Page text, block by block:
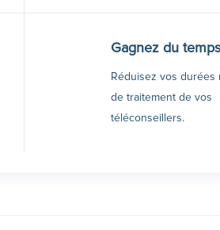
Gagnez du
Réduisez vos durées
de traitement de vos
téléconseillers.